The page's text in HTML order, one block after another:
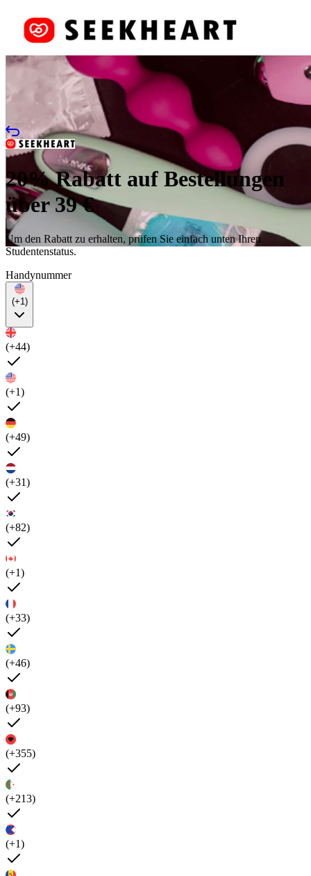
20% Rabatt auf Bestellungen
über 39 €
Um den Rabatt zu erhalten, prüfen Sie einfach unten Ihren
Studentenstatus.
Handynummer
(+1)
(+44)
(+1)
(+49)
(+31)
(+82)
(+1)
(+33)
(+46)
(+93)
(+355)
(+213)
(+1)